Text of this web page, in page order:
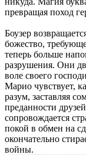
превращая поход
Боузер
божество,
теперь больше
разрушения. Они
воле своего
Марио чувствует,
разум, заставляя
преданности
сопровождается
покой в обмен на
окончательно
войны.